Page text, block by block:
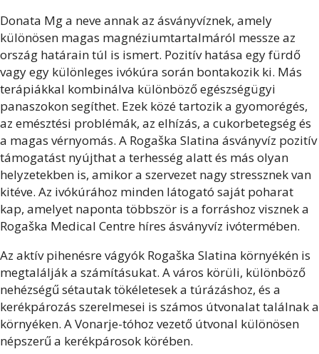
Donata Mg a neve annak az ásványvíznek, amely
különösen magas magnéziumtartalmáról messze az
ország határain túl is ismert. Pozitív hatása egy fürdő
vagy egy különleges ivókúra során bontakozik ki. Más
terápiákkal kombinálva különböző egészségügyi
panaszokon segíthet. Ezek közé tartozik a gyomorégés,
az emésztési problémák, az elhízás, a cukorbetegség és
a magas vérnyomás. A Rogaška Slatina ásványvíz pozitív
támogatást nyújthat a terhesség alatt és más olyan
helyzetekben is, amikor a szervezet nagy stressznek van
kitéve. Az ivókúrához minden látogató saját poharat
kap, amelyet naponta többször is a forráshoz visznek a
Rogaška Medical Centre híres ásványvíz ivótermében.
Az aktív pihenésre vágyók Rogaška Slatina környékén is
megtalálják a számításukat. A város körüli, különböző
nehézségű sétautak tökéletesek a túrázáshoz, és a
kerékpározás szerelmesei is számos útvonalat találnak a
környéken. A Vonarje-tóhoz vezető útvonal különösen
népszerű a kerékpárosok körében.